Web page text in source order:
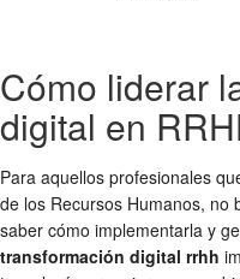
Cómo liderar
digital en
Para aquellos profesionales
de los Recursos Humanos, no
saber cómo implementarla y
transformación digital rrhh